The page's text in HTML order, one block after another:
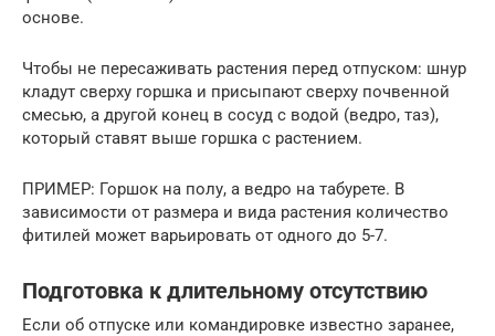
основе.
Чтобы не пересаживать растения перед отпуском: шнур
кладут сверху горшка и присыпают сверху почвенной
смесью, а другой конец в сосуд с водой (ведро, таз),
который ставят выше горшка с растением.
ПРИМЕР: Горшок на полу, а ведро на табурете. В
зависимости от размера и вида растения количество
фитилей может варьировать от одного до 5-7.
Подготовка к длительному отсутствию
Если об отпуске или командировке известно заранее,